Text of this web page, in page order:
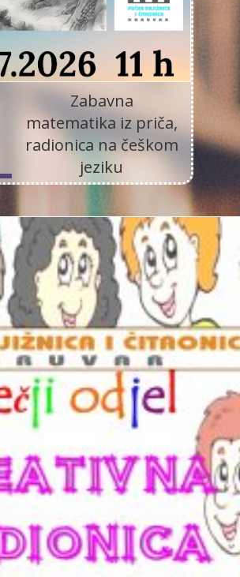
Zabavna
matematika iz priča,
radionica na češkom
jeziku